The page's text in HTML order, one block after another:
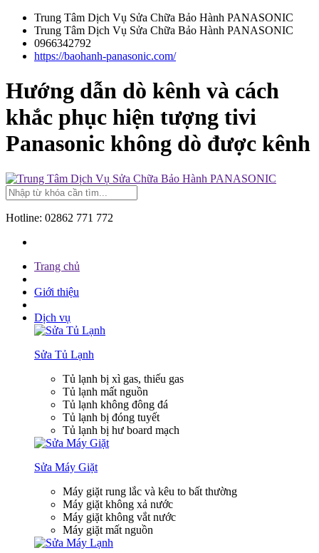
Trung Tâm Dịch Vụ Sửa Chữa Bảo Hành PANASONIC
Trung Tâm Dịch Vụ Sửa Chữa Bảo Hành PANASONIC
0966342792
https://baohanh-panasonic.com/
Hướng dẫn dò kênh và cách
khắc phục hiện tượng tivi
Panasonic không dò được kênh
Hotline: 02862 771 772
Trang chủ
Giới thiệu
Dịch vụ
Sửa Tủ Lạnh
Tủ lạnh bị xì gas, thiếu gas
Tủ lạnh mất nguồn
Tủ lạnh không đông đá
Tủ lạnh bị đóng tuyết
Tủ lạnh bị hư board mạch
Sửa Máy Giặt
Máy giặt rung lắc và kêu to bất thường
Máy giặt không xả nước
Máy giặt không vắt nước
Máy giặt mất nguồn